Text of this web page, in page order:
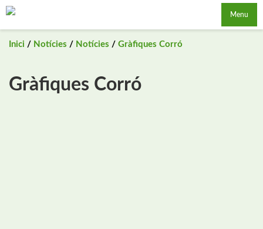
Saltar
Menu
Inici / Notícies / Notícies / Gràfiques Corró
Gràfiques Corró